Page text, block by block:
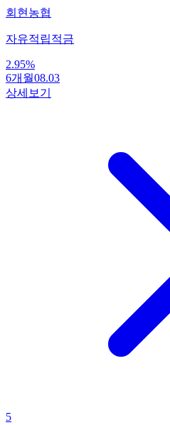
회현농협
자유적립적금
2.95%
6개월08.03
상세보기
5